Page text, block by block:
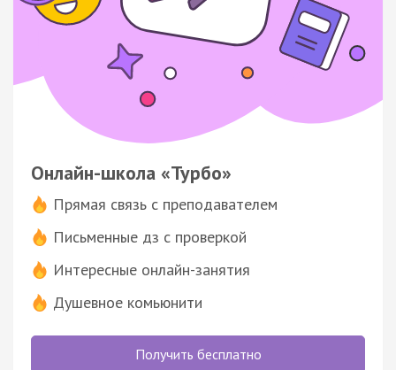
Онлайн-школа «Турбо»
Прямая связь с преподавателем
Письменные дз с проверкой
Интересные онлайн-занятия
Душевное комьюнити
Получить бесплатно